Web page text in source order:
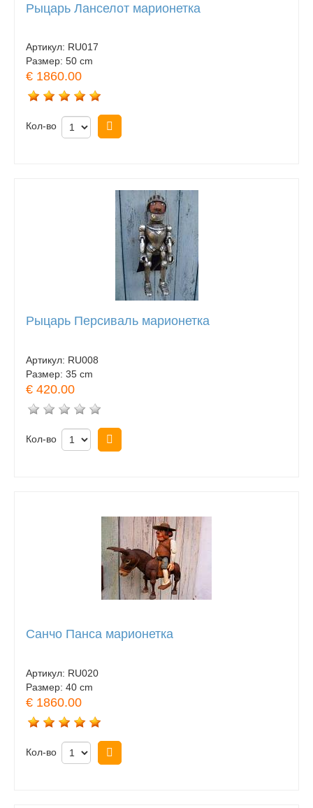
Рыцарь Ланселот марионетка
Артикул: RU017
Размер: 50 cm
€ 1860.00
Кол-во
Рыцарь Персиваль марионетка
Артикул: RU008
Размер: 35 cm
€ 420.00
Кол-во
Санчо Панса марионетка
Артикул: RU020
Размер: 40 cm
€ 1860.00
Кол-во